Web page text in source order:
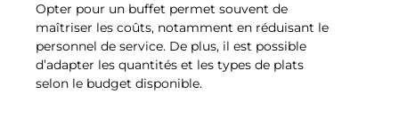
Opter pour un buffet permet souvent de
maîtriser les coûts, notamment en réduisant le
personnel de service. De plus, il est possible
d’adapter les quantités et les types de plats
selon le budget disponible.